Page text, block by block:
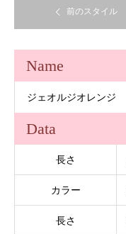
前のスタイル
Name
ジェオルジオレンジ
Data
長さ
カラー
長さ